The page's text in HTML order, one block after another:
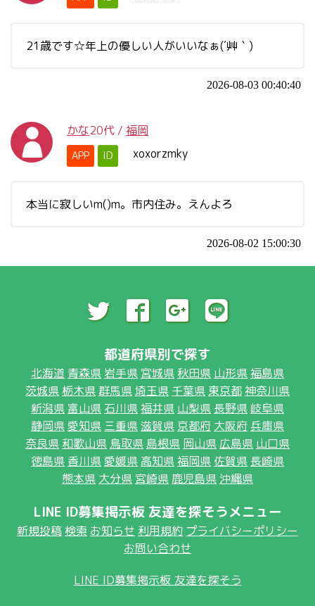
21歳です☆年上の優しい人がいいなぁ(´艸｀)
2026-08-03 00:40:40
かな20代 / 福岡
APP ID xoxorzmky
本当に寂しいm()m。市内住み。えんよろ
2026-08-02 15:00:30
都道府県別で探す
北海道 青森県 岩手県 宮城県 秋田県 山形県福島県
茨城県 栃木県群馬県埼玉県 千葉県 東京都神奈川県
新潟県 富山県 石川県福井県 山梨県 長野県 岐阜県
静岡県愛知県 三重県滋賀県 京都府 大阪府 兵庫県
奈良県 和歌山県 鳥取県 島根県 岡山県 広島県 山口県
徳島県 香川県愛媛県 高知県福岡県 佐賀県 長崎県
熊本県 大分県 宮崎県 鹿児島県 沖縄県
LINE ID募集掲示板 友達を探そうメニュー
新規投稿 検索 お知らせ 利用規約 プライバシーポリシー
お問い合わせ
LINE ID募集掲示板 友達を探そう